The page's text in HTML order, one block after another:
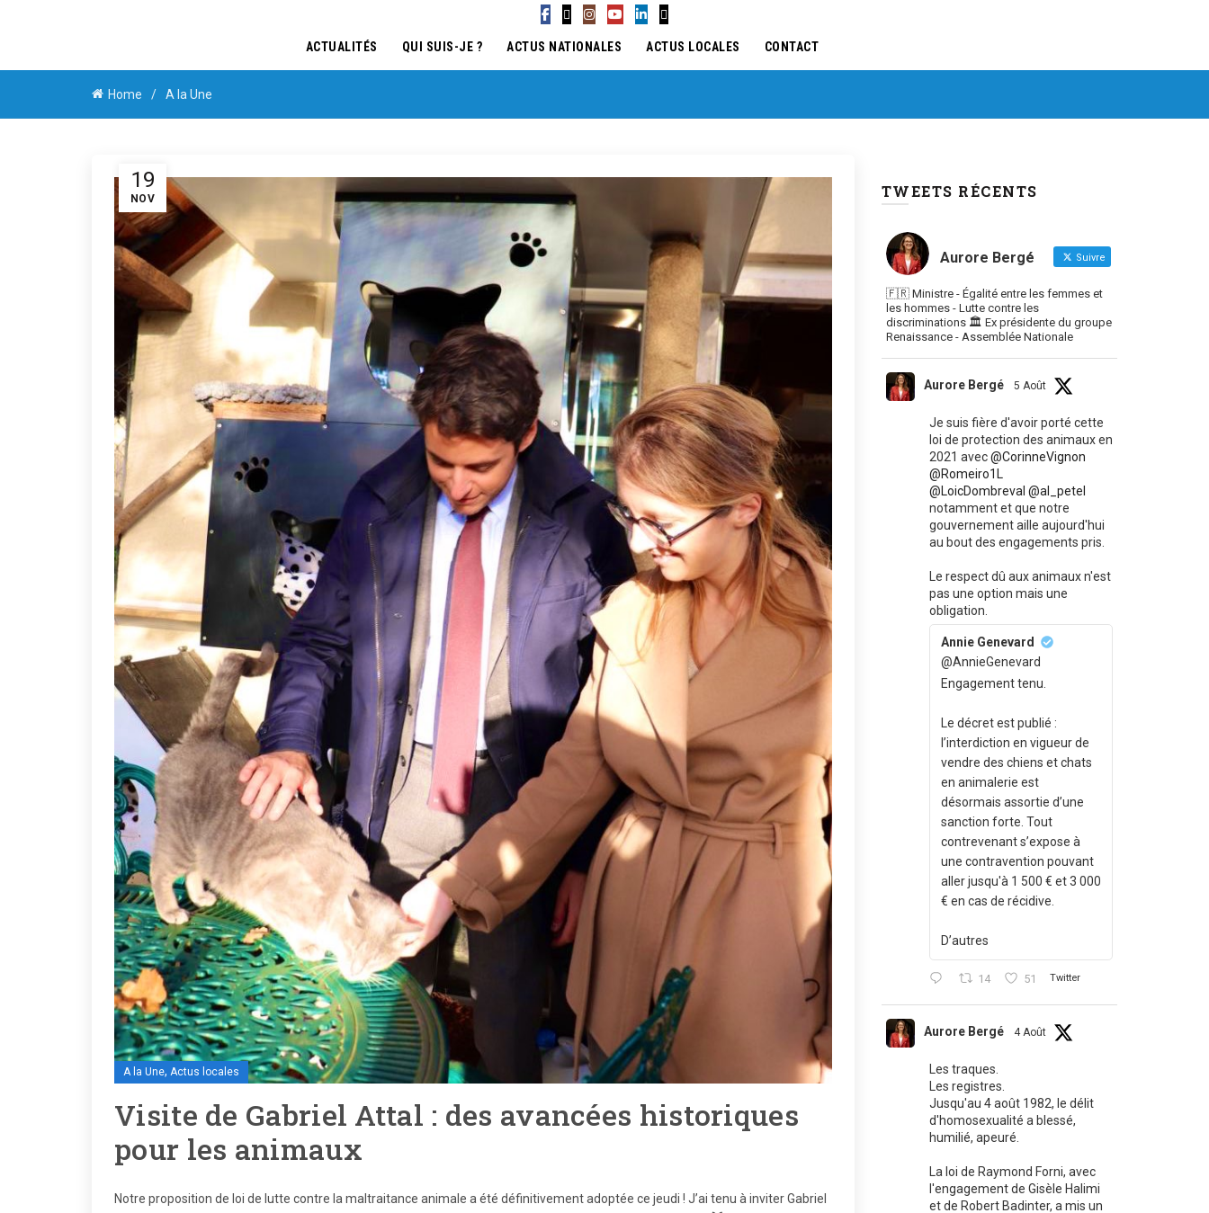
ACTUALITÉS QUI SUIS-JE ? ACTUS NATIONALES ACTUS LOCALES CONTACT
Home A la Une
19
NOV
A la Une, Actus locales
Visite de Gabriel Attal : des avancées historiques
pour les animaux
Notre proposition de loi de lutte contre la maltraitance animale a été définitivement adoptée ce jeudi ! J’ai tenu à inviter Gabriel
TWEETS RÉCENTS
Aurore Bergé Suivre
🇫🇷 Ministre - Égalité entre les femmes et
les hommes - Lutte contre les
discriminations 🏛 Ex présidente du groupe
Renaissance - Assemblée Nationale
Aurore Bergé 5 Août
Je suis fière d'avoir porté cette
loi de protection des animaux en
2021 avec@CorinneVignon
@Romeiro1L
@LoicDombreval @al_petel
notamment et que notre
gouvernement aille aujourd'hui
au bout des engagements pris.
Le respect dû aux animaux n'est
pas une option mais une
obligation.
Annie Genevard
@AnnieGenevard
Engagement tenu.
Le décret est publié :
l’interdiction en vigueur de
vendre des chiens et chats
en animalerie est
désormais assortie d’une
sanction forte. Tout
contrevenant s’expose à
une contravention pouvant
aller jusqu'à 1 500 € et 3 000
€ en cas de récidive.
D’autres
14 51 Twitter
Aurore Bergé 4 Août
Les traques.
Les registres.
Jusqu'au 4 août 1982, le délit
d'homosexualité a blessé,
humilié, apeuré.
La loi de Raymond Forni, avec
l'engagement de Gisèle Halimi
et de Robert Badinter, a mis un